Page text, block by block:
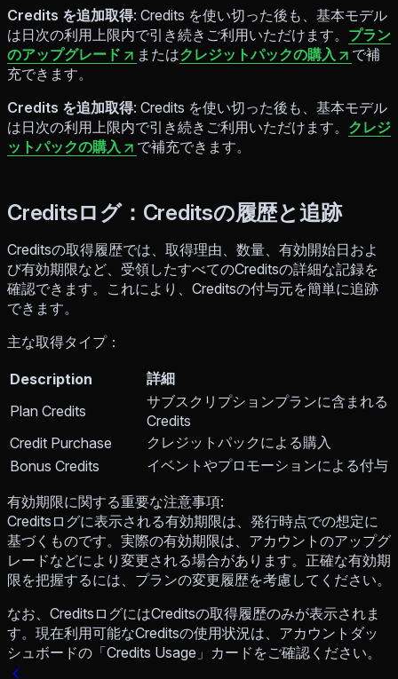
Credits を追加取得: Credits を使い切った後も、基本モデル
は日次の利用上限内で引き続きご利用いただけます。 プラン
のアップグレード
またはクレジットパックの購入
で補
充できます。
Credits を追加取得: Credits を使い切った後も、基本モデル
は日次の利用上限内で引き続きご利用いただけます。 クレジ
ットパックの購入
で補充できます。
Creditsログ：Creditsの履歴と追跡
Creditsの取得履歴では、取得理由、数量、有効開始日およ
び有効期限など、受領したすべてのCreditsの詳細な記録を
確認できます。これにより、Creditsの付与元を簡単に追跡
できます。
主な取得タイプ：
Description
詳細
Plan Credits
サブスクリプションプランに含まれる
Credits
Credit Purchase
クレジットパックによる購入
Bonus Credits
イベントやプロモーションによる付与
有効期限に関する重要な注意事項:
Creditsログに表示される有効期限は、発行時点での想定に
基づくものです。実際の有効期限は、アカウントのアップグ
レードなどにより変更される場合があります。正確な有効期
限を把握するには、プランの変更履歴を考慮してください。
なお、CreditsログにはCreditsの取得履歴のみが表示されま
す。現在利用可能なCreditsの使用状況は、アカウントダッ
シュボードの「Credits Usage」カードをご確認ください。